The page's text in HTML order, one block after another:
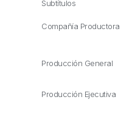
Subtítulos
Compañía Productora
Producción General
Producción Ejecutiva